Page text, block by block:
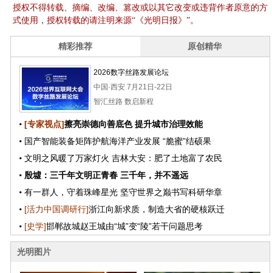
授权不得转载、摘编、改编、篡改或以其它改变或违背作者原意的方
式使用，授权转载的请注明来源“《光明日报》”。